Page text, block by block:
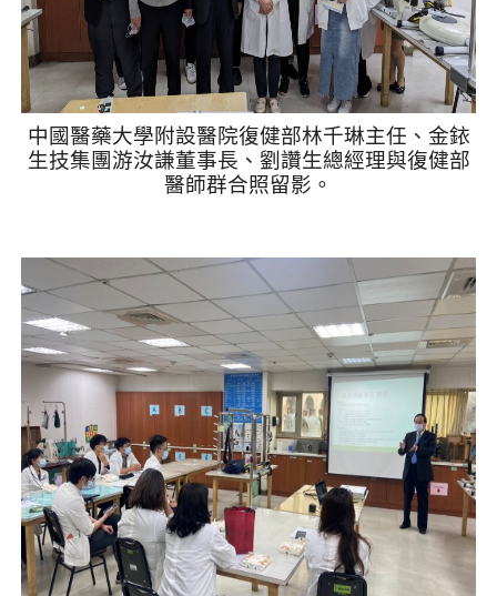
中國醫藥大學附設醫院復健部林千琳主任、金銥
生技集團游汝謙董事長、劉讚生總經理與復健部
醫師群合照留影。